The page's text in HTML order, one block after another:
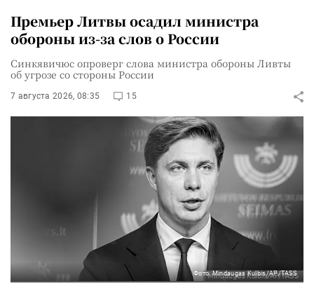
Премьер Литвы осадил министра
обороны из-за слов о России
Синкявичюс опроверг слова министра обороны Ливты
об угрозе со стороны России
7 августа 2026, 08:35 15
Фото: Mindaugas Kulbis/AP/TASS